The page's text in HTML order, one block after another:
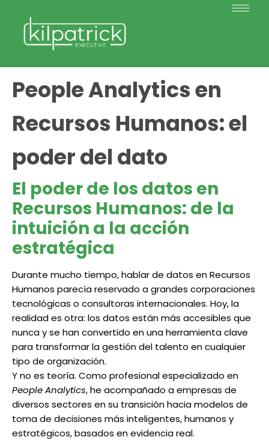
People Analytics en
Recursos Humanos: el
poder del dato
El poder de los datos en
Recursos Humanos: de la
intuición a la acción
estratégica
Durante mucho tiempo, hablar de datos en Recursos
Humanos parecía reservado a grandes corporaciones
tecnológicas o consultoras internacionales. Hoy, la
realidad es otra: los datos están más accesibles que
nunca y se han convertido en una herramienta clave
para transformar la gestión del talento en cualquier
tipo de organización.
Y no es teoría. Como profesional especializado en
People Analytics, he acompañado a empresas de
diversos sectores en su transición hacia modelos de
toma de decisiones más inteligentes, humanos y
estratégicos, basados en evidencia real.